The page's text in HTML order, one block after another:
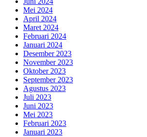
Mei 2024
April 2024
Maret 2024
Februari 2024
Januari 2024
Desember 2023
November 2023
Oktober 2023
September 2023
Agustus 2023
Juli 2023
Juni 2023
Mei 2023
Februari 2023
Januari 2023